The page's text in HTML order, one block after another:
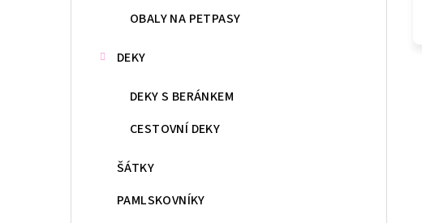
OBALY NA PETPASY
DEKY
DEKY S BERÁNKEM
CESTOVNÍ DEKY
ŠÁTKY
PAMLSKOVNÍKY